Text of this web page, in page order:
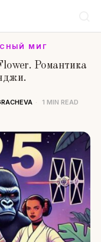
МИГ
Романтика
1 MIN READ